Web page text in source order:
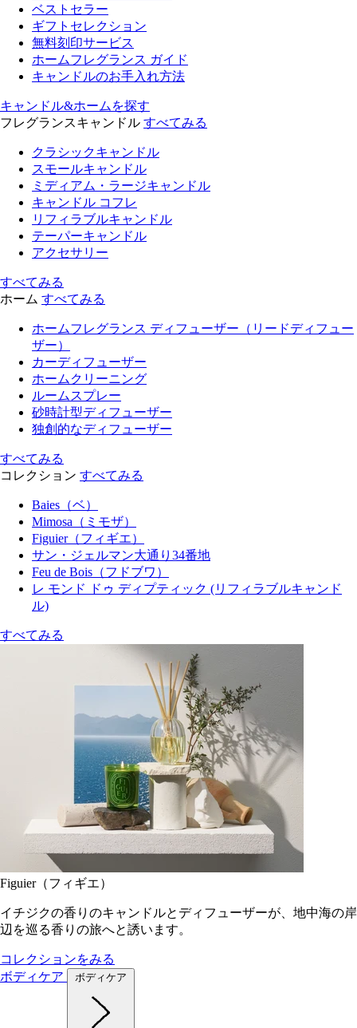
ベストセラー
ギフトセレクション
無料刻印サービス
ホームフレグランス ガイド
キャンドルのお手入れ方法
キャンドル&ホームを探す
フレグランスキャンドル すべてみる
クラシックキャンドル
スモールキャンドル
ミディアム・ラージキャンドル
キャンドル コフレ
リフィラブルキャンドル
テーパーキャンドル
アクセサリー
すべてみる
ホーム すべてみる
ホームフレグランス ディフューザー（リードディフュー
ザー）
カーディフューザー
ホームクリーニング
ルームスプレー
砂時計型ディフューザー
独創的なディフューザー
すべてみる
コレクション すべてみる
Baies（ベ）
Mimosa（ミモザ）
Figuier（フィギエ）
サン・ジェルマン大通り34番地
Feu de Bois（フドブワ）
レ モンド ドゥ ディプティック (リフィラブルキャンド
ル)
すべてみる
Figuier（フィギエ）
イチジクの香りのキャンドルとディフューザーが、地中海の岸
辺を巡る香りの旅へと誘います。
コレクションをみる
ボディケア
ボディケア